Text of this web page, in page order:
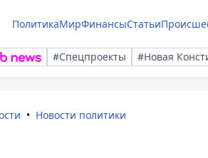
ПолитикаМирФинансыСтатьи
#Спецпроекты #Новая
Новости политики